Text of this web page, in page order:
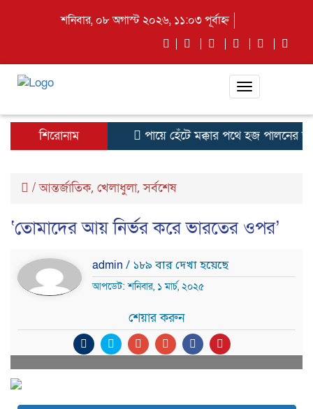
শনিবার, ০৮ অগাস্ট ২০২৬, ১১:০৩ পূর্বাহ্ন
Toggle
শিরোনাম
পায়ে হেঁটে মক্কার পথে হজ পালনের
/আন্তর্জাতিক, খেলাধুলা,সর্বশেষ
‘তোমাদের আয় নির্ভর করে ভারতের ওপর’
admin / ১৮৯ বার দেখা হয়েছে
আপডেট: শনিবার, ১ মার্চ, ২০২৫
শেয়ার করুন